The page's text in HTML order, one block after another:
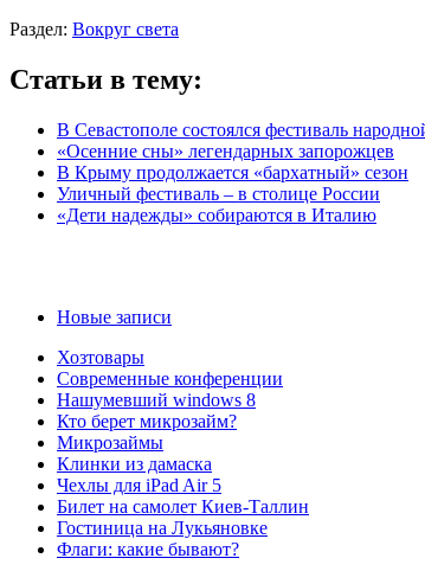
Раздел: Вокруг света
Статьи в тему:
В Севастополе состоялся фестиваль
«Осенние сны» легендарных запорожцев
В Крыму продолжается «бархатный» сезон
Уличный фестиваль – в столице России
«Дети надежды» собираются в Италию
Новые записи
Хозтовары
Современные конференции
Нашумевший windows 8
Кто берет микрозайм?
Микрозаймы
Клинки из дамаска
Чехлы для iPad Air 5
Билет на самолет Киев-Таллин
Гостиница на Лукьяновке
Флаги: какие бывают?